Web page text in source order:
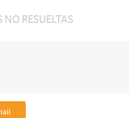
NO RESUELTAS